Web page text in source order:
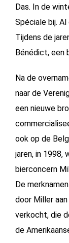
Das. In de
Spéciale bij.
Tijdens de
Bénédict, een
Na de
naar de
een nieuwe
ook op de
jaren, in 1998,
bierconcern
De
door Miller
verkocht, die
de